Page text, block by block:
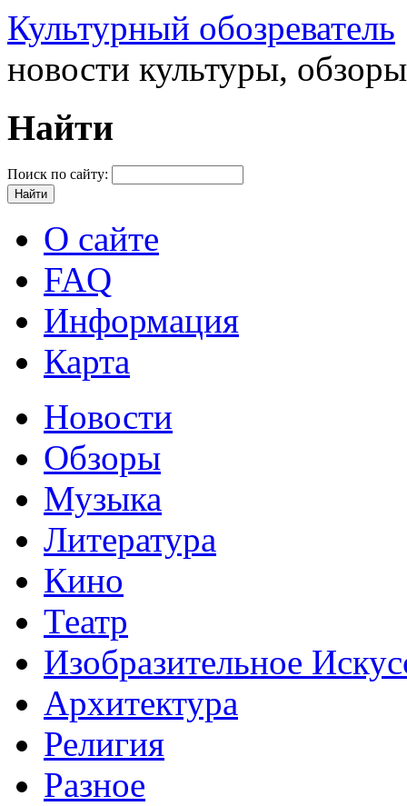
Культурный обозреватель
новости культуры,
Найти
Поиск по сайту:
О сайте
FAQ
Информация
Карта
Новости
Обзоры
Музыка
Литература
Кино
Театр
Изобразительное
Архитектура
Религия
Разное